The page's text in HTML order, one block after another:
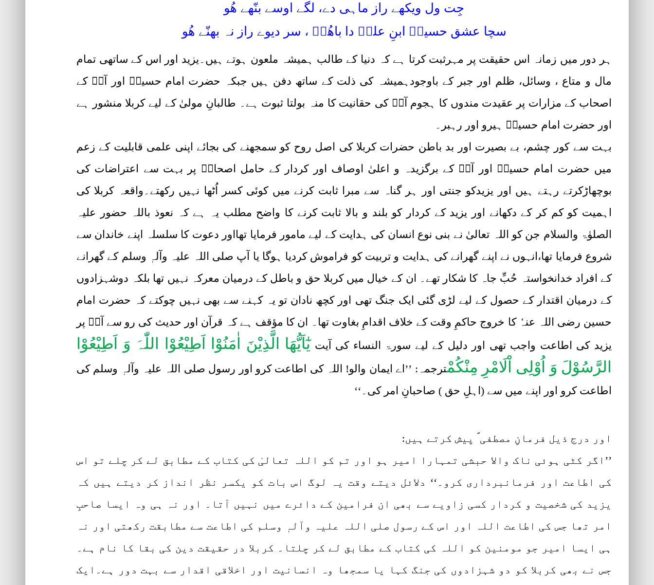
جِت ول ویکھے راز ماہی دے، لگے اوسے بنّھے ھُو
سچا عشق حسینؓ ابنِ علیؓ دا باھُوؒ ، سر دیوے راز نہ بھنّے ھُو
ہر دور میں زمانہ اس حقیقت پر مہرثبت کرتا ہے کہ دنیا کے طالب ہمیشہ ملعون ہوتے ہیں۔یزید اور اس کے ساتھی تمام
مال و متاع ، وسائل، ظلم اور جبر کے باوجودہمیشہ کی ذلت کے ساتھ دفن ہیں جبکہ حضرت امام حسینؓ اور آپؓ کے
اصحاب کے مزارات پر عقیدت مندوں کا ہجوم آپؓ کی حقانیت کا منہ بولتا ثبوت ہے۔ طالبانِ مولیٰ کے لیے کربلا منشور ہے
اور حضرت امام حسینؓ ہیرو اور رہبر۔
بہت سے کور چشم، بے بصیرت اور بد باطن حضرات کربلا کی اصل روح کو سمجھنے کی بجائے اپنی علمی قابلیت کے زعم
میں حضرت امام حسینؓ اور آپؓ کے برگزیدہ و اعلیٰ اوصاف اور کردار کے حامل اصحابؓ پر بہت سے اعتراضات کی
بوچھاڑکرتے رہتے ہیں اور یزیدکو جنتی اور ہر گناہ سے مبرا ثابت کرنے میں کوئی کسر اُٹھا نہیں رکھتے۔واقعہ کربلا کی
اہمیت کو کم کر کے دکھانے اور یزید کے کردار کو بلند و بالا ثابت کرنے کا واضح مطلب یہ ہے کہ نعوذ باللہ حضور علیہ
الصلوٰۃ والسلام جن کو اللہ تعالیٰ نے بنی نوع انسان کی ہدایت کے لیے مامور فرمایا تھااور دعوت کا سلسلہ اپنے خاندان سے
شروع فرمایا تھا،انہوں نے اپنے گھرانے کی ہدایت و تربیت کو فراموش کردیا ہوگا یا آپ صلی اللہ علیہ وآلہٖ وسلم کے گھرانے
کے افراد خدانخواستہ حُبِّ جاہ کا شکار تھے۔ ان کے خیال میں کربلا حق و باطل کے درمیان معرکہ نہیں تھا بلکہ دوشہزادوں
کے درمیان اقتدار کے حصول کے لیے لڑی گئی ایک جنگ تھی اور کچھ نادان تو یہ کہنے سے بھی نہیں چوکتے کہ حضرت امام
حسین رضی اللہ عنہٗ کا خروج حاکمِ وقت کے خلاف اقدامِ بغاوت تھا۔ ان کا مؤقف ہے کہ قرآن اور حدیث کی رو سے آپؓ پر
یزید کی اطاعت واجب تھی اور دلیل کے لیے سورۃ النساء کی آیت یٰٓاَیُّھَا الَّذِیْنَ اٰمَنُوْا اَطِیْعُوْا اللّٰہَ وَ اَطِیْعُوْا
الرَّسُوْلَ وَ اُوْلِی اْلَامْرِ مِنْکُمْترجمہ: ’’اے ایمان والو! اللہ کی اطاعت کرو اور رسول صلی اللہ علیہ وآلہٖ وسلم کی
اطاعت کرو اور اپنے میں سے (اہلِ حق ) صاحبانِ امر کی۔‘‘
اور درج ذیل فرمانِ مصطفی ؐ پیش کرتے ہیں:
’’اگر کٹی ہوئی ناک والا حبشی تمہارا امیر ہو اور تم کو اللہ تعالیٰ کی کتاب کے مطابق لے کر چلے تو اس
کی اطاعت اور فرمانبرداری کرو۔‘‘ دلائل دیتے وقت یہ لوگ اس بات کو یکسر نظر انداز کر دیتے ہیں کہ
یزید کی شخصیت و کردار کسی زاویے سے بھی ان فرامین کے دائرے میں نہیں آتا۔ اور نہ ہی وہ ایسا صاحبِ
امر تھا جس کی اطاعت اللہ اور اس کے رسول صلی اللہ علیہ وآلہٖ وسلم کی اطاعت سے مطابقت رکھتی اور نہ
ہی ایسا امیر جو مومنین کو اللہ کی کتاب کے مطابق لے کر چلتا۔ کربلا در حقیقت دین کی بقا کا نام ہے۔
جس نے بھی کربلا کو دو شہزادوں کی جنگ کہا یا سمجھا وہ انسانیت اور اخلاقی اقدار سے بہت دور ہے۔ایک